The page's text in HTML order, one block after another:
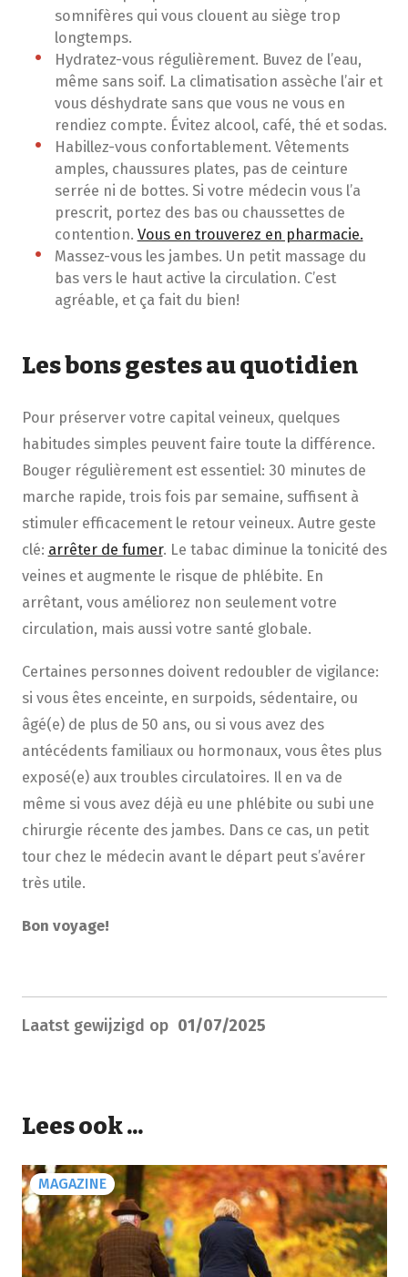
somnifères qui vous clouent au siège trop
longtemps.
Hydratez-vous régulièrement. Buvez de l’eau,
même sans soif. La climatisation assèche l’air et
vous déshydrate sans que vous ne vous en
rendiez compte. Évitez alcool, café, thé et sodas.
Habillez-vous confortablement. Vêtements
amples, chaussures plates, pas de ceinture
serrée ni de bottes. Si votre médecin vous l’a
prescrit, portez des bas ou chaussettes de
contention. Vous en trouverez en pharmacie.
Massez-vous les jambes. Un petit massage du
bas vers le haut active la circulation. C’est
agréable, et ça fait du bien!
Les bons gestes au quotidien
Pour préserver votre capital veineux, quelques
habitudes simples peuvent faire toute la différence.
Bouger régulièrement est essentiel: 30 minutes de
marche rapide, trois fois par semaine, suffisent à
stimuler efficacement le retour veineux. Autre geste
clé: arrêter de fumer. Le tabac diminue la tonicité des
veines et augmente le risque de phlébite. En
arrêtant, vous améliorez non seulement votre
circulation, mais aussi votre santé globale.
Certaines personnes doivent redoubler de vigilance:
si vous êtes enceinte, en surpoids, sédentaire, ou
âgé(e) de plus de 50 ans, ou si vous avez des
antécédents familiaux ou hormonaux, vous êtes plus
exposé(e) aux troubles circulatoires. Il en va de
même si vous avez déjà eu une phlébite ou subi une
chirurgie récente des jambes. Dans ce cas, un petit
tour chez le médecin avant le départ peut s’avérer
très utile.
Bon voyage!
Laatst gewijzigd op 01/07/2025
Lees ook ...
MAGAZINE